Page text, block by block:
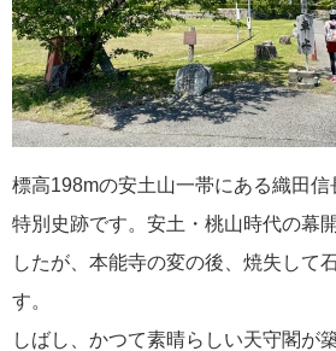
標高198mの安土山一帯にある織田
特別史跡です。安土・桃山時代の幕
したが、本能寺の変の後、焼失して
す。
しばし、かつて素晴らしい天守閣が